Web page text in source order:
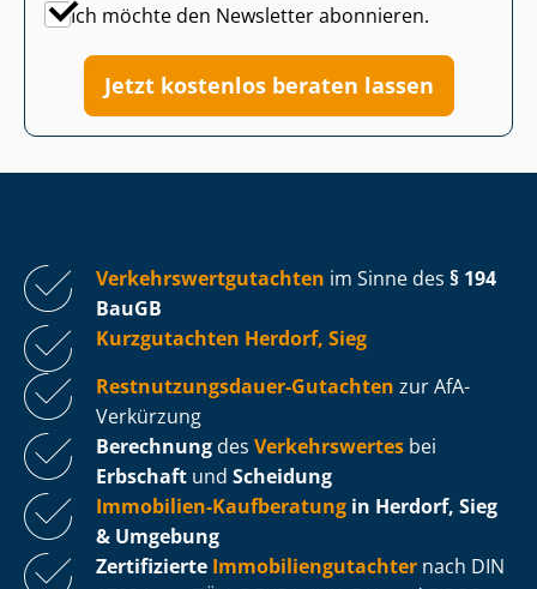
Ich möchte den Newsletter abonnieren.
Jetzt kostenlos beraten lassen
Ver­kehrs­wert­gut­ach­ten im Sinne des § 194
BauGB
Kurzgutachten Herdorf, Sieg
Rest­nut­zungs­dau­er-Gutachten zur AfA-
Verkürzung
Berechnung des Verkehrswertes bei
Erbschaft und Scheidung
Immobilien-Kaufberatung in Herdorf, Sieg
& Umgebung
Zertifizierte Im­mo­bi­li­en­gut­ach­ter nach DIN